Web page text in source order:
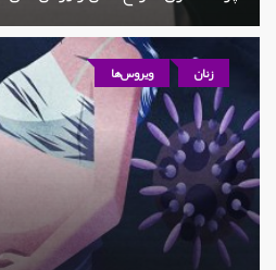
زنان ویروس‌ها